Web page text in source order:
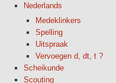
Nederlands
Medeklinkers
Spelling
Uitspraak
Vervoegen d, dt, t ?
Scheikunde
Scouting